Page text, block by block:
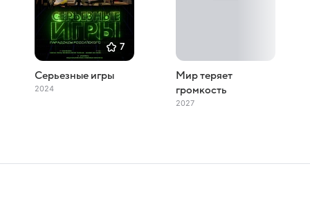
7
Серьезные игры
2024
Мир теряет
громкость
2027